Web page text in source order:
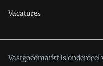
Vacatures
Vastgoedmarkt is